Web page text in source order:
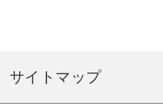
サイトマップ